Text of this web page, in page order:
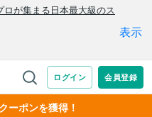
ーポンを獲得！